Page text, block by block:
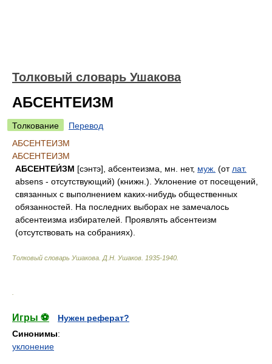
Толковый словарь Ушакова
АБСЕНТЕИЗМ
Толкование
Перевод
АБСЕНТЕИЗМ
АБСЕНТЕИЗМ
АБСЕНТЕИ́ЗМ [сэнтэ], абсентеизма, мн. нет, муж. (от лат.
absens - отсутствующий) (книжн.). Уклонение от посещений,
связанных с выполнением каких-нибудь общественных
обязанностей. На последних выборах не замечалось
абсентеизма избирателей. Проявлять абсентеизм
(отсутствовать на собраниях).
Толковый словарь Ушакова Д.Н. Ушаков. 1935-1940
Игры ⚽
Нужен реферат?
Синонимы:
уклонение